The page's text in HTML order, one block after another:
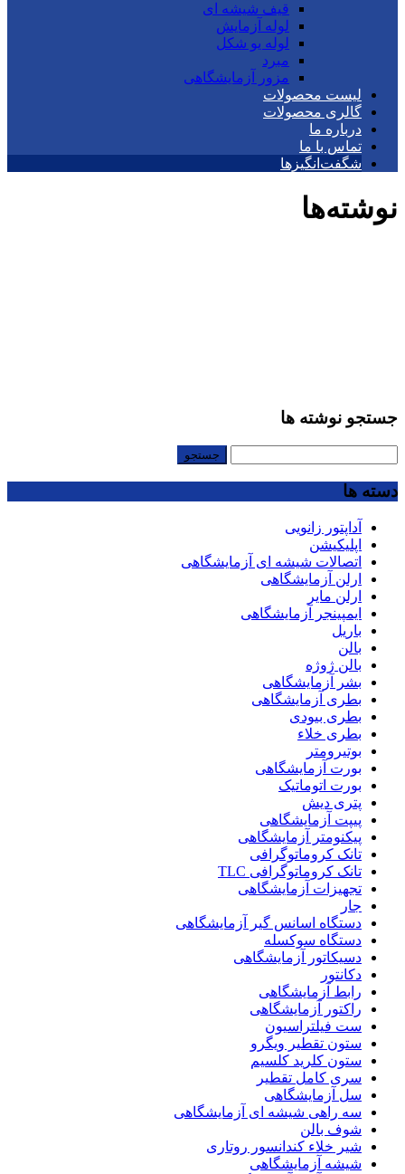
قیف شیشه ای
لوله آزمایش
لوله یو شکل
مبرد
مزور آزمایشگاهی
لیست محصولات
گالری محصولات
درباره ما
تماس با ما
شگفت‌انگیزها
نوشته‌ها
جستجو نوشته ها
دسته ها
آداپتور زانویی
اپلیکیشن
اتصالات شیشه ای آزمایشگاهی
ارلن آزمایشگاهی
ارلن مایر
ایمپینجر آزمایشگاهی
باریل
بالن
بالن ژوژه
بشر آزمایشگاهی
بطری آزمایشگاهی
بطری بیودی
بطری خلاء
بوتیرومتر
بورت آزمایشگاهی
بورت اتوماتیک
پتری دیش
پیپت آزمایشگاهی
پیکنومتر آزمایشگاهی
تانک کروماتوگرافی
تانک کروماتوگرافی TLC
تجهیزات آزمایشگاهی
جار
دستگاه اسانس گیر آزمایشگاهی
دستگاه سوکسله
دسیکاتور آزمایشگاهی
دکانتور
رابط آزمایشگاهی
راکتور آزمایشگاهی
ست فیلتراسیون
ستون تقطیر ویگرو
ستون کلرید کلسیم
سری کامل تقطیر
سل آزمایشگاهی
سه راهی شیشه ای آزمایشگاهی
شوف بالن
شیر خلاء کندانسور روتاری
شیشه آزمایشگاهی